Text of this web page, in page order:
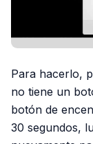
Para hacerlo,
no tiene un
botón de
30 segundos,